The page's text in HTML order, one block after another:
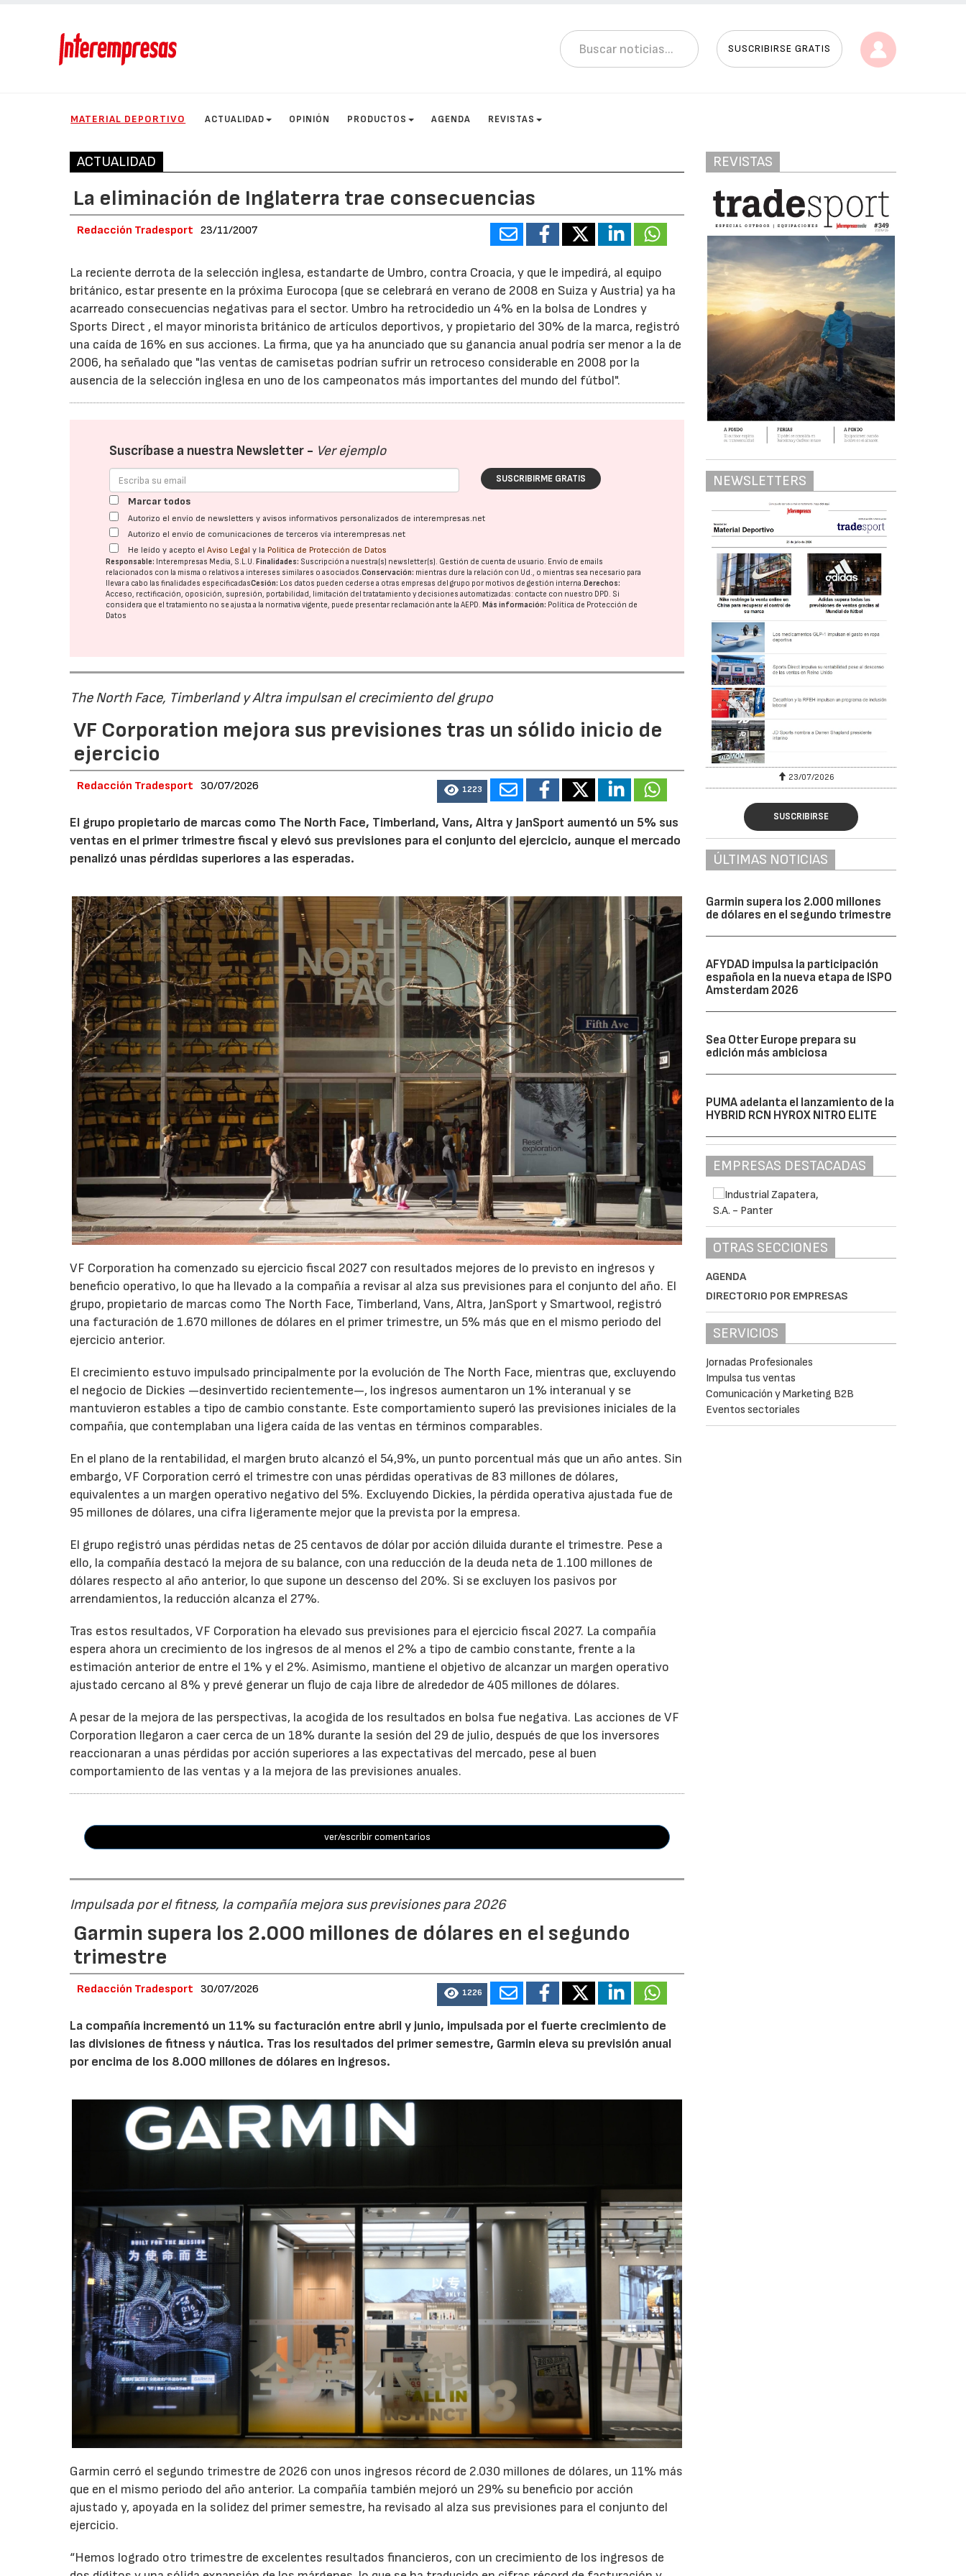
SUSCRIBIRSE GRATIS
MATERIAL DEPORTIVO ACTUALIDAD OPINIÓN PRODUCTOS AGENDA REVISTAS
ACTUALIDAD
La eliminación de Inglaterra trae consecuencias
Redacción Tradesport 23/11/2007
La reciente derrota de la selección inglesa, estandarte de Umbro, contra Croacia, y que le impedirá, al equipo
británico, estar presente en la próxima Eurocopa (que se celebrará en verano de 2008 en Suiza y Austria) ya ha
acarreado consecuencias negativas para el sector. Umbro ha retrocidedio un 4% en la bolsa de Londres y
Sports Direct , el mayor minorista británico de artículos deportivos, y propietario del 30% de la marca, registró
una caída de 16% en sus acciones. La firma, que ya ha anunciado que su ganancia anual podría ser menor a la de
2006, ha señalado que "las ventas de camisetas podrían sufrir un retroceso considerable en 2008 por la
ausencia de la selección inglesa en uno de los campeonatos más importantes del mundo del fútbol".
Suscríbase a nuestra Newsletter - Ver ejemplo
SUSCRIBIRME GRATIS
Marcar todos
Autorizo el envío de newsletters y avisos informativos personalizados de interempresas.net
Autorizo el envío de comunicaciones de terceros vía interempresas.net
He leído y acepto elAviso Legal y la Política de Protección de Datos
Responsable: Interempresas Media, S.L.U. Finalidades: Suscripción a nuestra(s) newsletter(s). Gestión de cuenta de usuario. Envío de emails
relacionados con la misma o relativos a intereses similares o asociados.Conservación: mientras dure la relación con Ud., o mientras sea necesario para
llevar a cabo las finalidades especificadasCesión: Los datos pueden cederse a otras empresas del grupo por motivos de gestión interna. Derechos:
Acceso, rectificación, oposición, supresión, portabilidad, limitación del tratatamiento y decisiones automatizadas: contacte con nuestro DPD. Si
considera que el tratamiento no se ajusta a la normativa vigente, puede presentar reclamación ante laAEPD. Más información: Política de Protección de
Datos
The North Face, Timberland y Altra impulsan el crecimiento del grupo
VF Corporation mejora sus previsiones tras un sólido inicio de
ejercicio
Redacción Tradesport 30/07/2026 1223
El grupo propietario de marcas como The North Face, Timberland, Vans, Altra y JanSport aumentó un 5% sus
ventas en el primer trimestre fiscal y elevó sus previsiones para el conjunto del ejercicio, aunque el mercado
penalizó unas pérdidas superiores a las esperadas.
VF Corporation ha comenzado su ejercicio fiscal 2027 con resultados mejores de lo previsto en ingresos y
beneficio operativo, lo que ha llevado a la compañía a revisar al alza sus previsiones para el conjunto del año. El
grupo, propietario de marcas como The North Face, Timberland, Vans, Altra, JanSport y Smartwool, registró
una facturación de 1.670 millones de dólares en el primer trimestre, un 5% más que en el mismo periodo del
ejercicio anterior.
El crecimiento estuvo impulsado principalmente por la evolución de The North Face, mientras que, excluyendo
el negocio de Dickies —desinvertido recientemente—, los ingresos aumentaron un 1% interanual y se
mantuvieron estables a tipo de cambio constante. Este comportamiento superó las previsiones iniciales de la
compañía, que contemplaban una ligera caída de las ventas en términos comparables.
En el plano de la rentabilidad, el margen bruto alcanzó el 54,9%, un punto porcentual más que un año antes. Sin
embargo, VF Corporation cerró el trimestre con unas pérdidas operativas de 83 millones de dólares,
equivalentes a un margen operativo negativo del 5%. Excluyendo Dickies, la pérdida operativa ajustada fue de
95 millones de dólares, una cifra ligeramente mejor que la prevista por la empresa.
El grupo registró unas pérdidas netas de 25 centavos de dólar por acción diluida durante el trimestre. Pese a
ello, la compañía destacó la mejora de su balance, con una reducción de la deuda neta de 1.100 millones de
dólares respecto al año anterior, lo que supone un descenso del 20%. Si se excluyen los pasivos por
arrendamientos, la reducción alcanza el 27%.
Tras estos resultados, VF Corporation ha elevado sus previsiones para el ejercicio fiscal 2027. La compañía
espera ahora un crecimiento de los ingresos de al menos el 2% a tipo de cambio constante, frente a la
estimación anterior de entre el 1% y el 2%. Asimismo, mantiene el objetivo de alcanzar un margen operativo
ajustado cercano al 8% y prevé generar un flujo de caja libre de alrededor de 405 millones de dólares.
A pesar de la mejora de las perspectivas, la acogida de los resultados en bolsa fue negativa. Las acciones de VF
Corporation llegaron a caer cerca de un 18% durante la sesión del 29 de julio, después de que los inversores
reaccionaran a unas pérdidas por acción superiores a las expectativas del mercado, pese al buen
comportamiento de las ventas y a la mejora de las previsiones anuales.
ver/escribir comentarios
Impulsada por el fitness, la compañía mejora sus previsiones para 2026
Garmin supera los 2.000 millones de dólares en el segundo
trimestre
Redacción Tradesport 30/07/2026 1226
La compañía incrementó un 11% su facturación entre abril y junio, impulsada por el fuerte crecimiento de
las divisiones de fitness y náutica. Tras los resultados del primer semestre, Garmin eleva su previsión anual
por encima de los 8.000 millones de dólares en ingresos.
Garmin cerró el segundo trimestre de 2026 con unos ingresos récord de 2.030 millones de dólares, un 11% más
que en el mismo periodo del año anterior. La compañía también mejoró un 29% su beneficio por acción
ajustado y, apoyada en la solidez del primer semestre, ha revisado al alza sus previsiones para el conjunto del
ejercicio.
“Hemos logrado otro trimestre de excelentes resultados financieros, con un crecimiento de los ingresos de
REVISTAS
NEWSLETTERS
30/07/2026 23/07/2026
SUSCRIBIRSE
ÚLTIMAS NOTICIAS
Garmin supera los 2.000 millones
de dólares en el segundo trimestre
AFYDAD impulsa la participación
española en la nueva etapa de ISPO
Amsterdam 2026
Sea Otter Europe prepara su
edición más ambiciosa
PUMA adelanta el lanzamiento de la
HYBRID RCN HYROX NITRO ELITE
EMPRESAS DESTACADAS
OTRAS SECCIONES
AGENDA
DIRECTORIO POR EMPRESAS
SERVICIOS
Jornadas Profesionales
Impulsa tus ventas
Comunicación y Marketing B2B
Eventos sectoriales